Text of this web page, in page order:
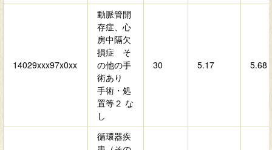
14029xxx97x0xx
動脈管開
存症、心
房中隔欠
損症 そ
の他の手
術あり
手術・処
置等２ な
し
30 5.17 5.68
循環器疾